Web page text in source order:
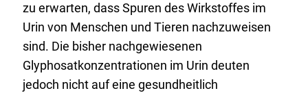
zu erwarten, dass Spuren des Wirkstoffes im
Urin von Menschen und Tieren nachzuweisen
sind. Die bisher nachgewiesenen
Glyphosatkonzentrationen im Urin deuten
jedoch nicht auf eine gesundheitlich